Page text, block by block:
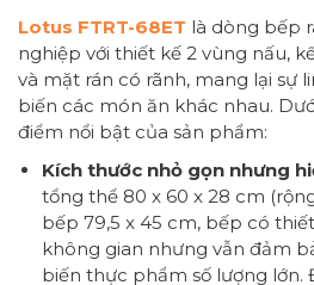
Lotus FTRT-68ET là dòng bếp
nghiệp với thiết kế 2 vùng nấu,
và mặt rán có rãnh, mang lại sự
biến các món ăn khác nhau.
điểm nổi bật của sản phẩm:
Kích thước nhỏ gọn nhưng
tổng thể 80 x 60 x 28 cm
bếp 79,5 x 45 cm, bếp có
không gian nhưng vẫn đảm
biến thực phẩm số lượng lớn.